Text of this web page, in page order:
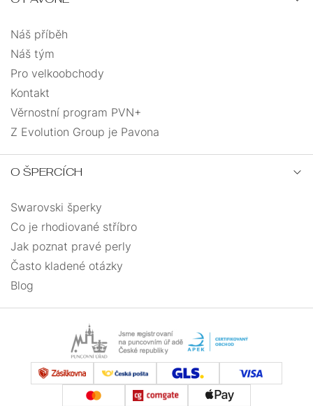
tuba
vážka 2
vlnka
vrtačka
zeměkoule
Náš příběh
Náš tým
Pro velkoobchody
Kontakt
Věrnostní program PVN+
Z Evolution Group je Pavona
O ŠPERCÍCH
Swarovski šperky
Co je rhodiované stříbro
Jak poznat pravé perly
Často kladené otázky
Blog